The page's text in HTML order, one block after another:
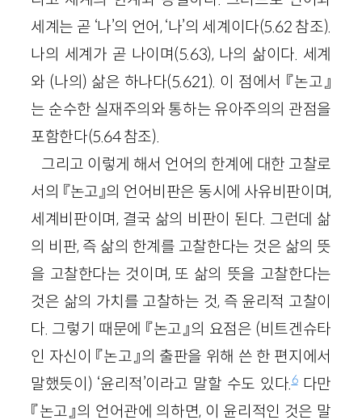
세계는 곧 ‘나’의 언어, ‘나’의 세계이다(5.62 참조).
나의 세계가 곧 나이며(5.63), 나의 삶이다. 세계
와 (나의) 삶은 하나다(5.621). 이 점에서 『논고』
는 순수한 실재주의와 통하는 유아주의의 관점을
포함한다(5.64 참조).
그리고 이렇게 해서 언어의 한계에 대한 고찰로
서의 『논고』의 언어비판은 동시에 사유비판이며,
세계비판이며, 결국 삶의 비판이 된다. 그런데 삶
의 비판, 즉 삶의 한계를 고찰한다는 것은 삶의 뜻
을 고찰한다는 것이며, 또 삶의 뜻을 고찰한다는
것은 삶의 가치를 고찰하는 것, 즉 윤리적 고찰이
다. 그렇기 때문에 『논고』의 요점은 (비트겐슈타
인 자신이 『논고』의 출판을 위해 쓴 한 편지에서
말했듯이) ‘윤리적’이라고 말할 수도 있다.6다만
『논고』의 언어관에 의하면, 이 윤리적인 것은 말